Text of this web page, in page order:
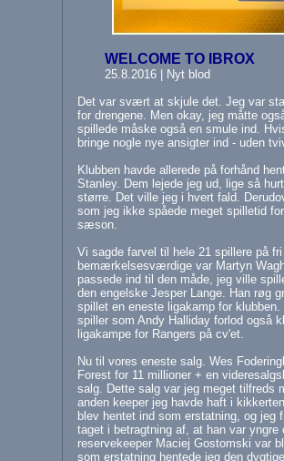
WELCOME TO IBROX
25.8.2016 | Nyt blod
Det var svært at skjule det. Jeg var
for drengene. Men okay, jeg måtte
spillede måske også en smule ind.
bringe nogle nye ansigter ind - uden
Klubben havde allerede på forhånd
Stanley. Dem lejede jeg ud, lige så
større. Det ville jeg i hvert fald.
som jeg ikke spåede meget spilletid
sæson.
Vi sagde farvel til hele 21 spillere på
bemærkelsesværdige var Martyn
passede ind til den måde, jeg ville
den engelske Jesper Lange. Han røg
spillet en eneste ligakamp for
spiller som Andy Halliday forlod også
ligakampe for Rangers på cv'et.
Nu til vores eneste salg. Wes
Forest for 11 millioner + en
salg. Dette salg var jeg meget tilfreds
anden keeper jeg havde haft i
blev hentet ind som erstatning, og jeg
taget i betragtning af, at han var yngre
reservekeeper Maciej Gostomski var
som erstatning hentede jeg den